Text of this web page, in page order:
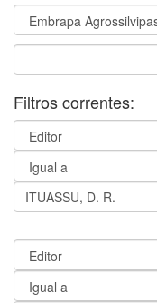
Filtros correntes: